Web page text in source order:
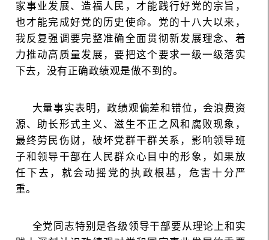
家事业发展、造福人民，才能践行好党的宗旨，
也才能完成好党的历史使命。党的十八大以来，
我反复强调要完整准确全面贯彻新发展理念、着
力推动高质量发展，要把这个要求一级一级落实
下去，没有正确政绩观是做不到的。
大量事实表明，政绩观偏差和错位，会浪费资
源、助长形式主义、滋生不正之风和腐败现象，
最终劳民伤财，破坏党群干群关系，影响领导班
子和领导干部在人民群众心目中的形象，如果放
任下去，就会动摇党的执政根基，危害十分严
重。
全党同志特别是各级领导干部要从理论上和实